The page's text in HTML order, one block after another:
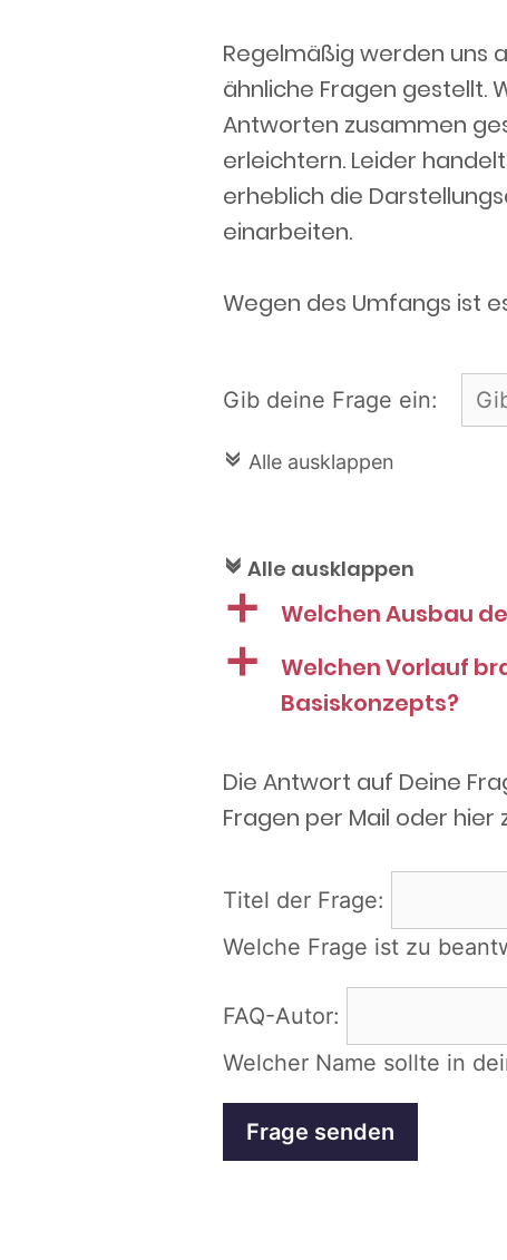
Regelmäßig werden uns
ähnliche Fragen gestellt.
Antworten zusammen
erleichtern. Leider
erheblich die
einarbeiten.
Wegen des Umfangs ist
Gib deine Frage ein:
c Alle ausklappen
c Alle ausklappen
a
Welchen Ausbau
a
Welchen Vorlauf
Basiskonzepts?
Die Antwort auf Deine
Fragen per Mail oder hier
Titel der Frage:
Welche Frage ist zu
FAQ-Autor:
Welcher Name sollte in